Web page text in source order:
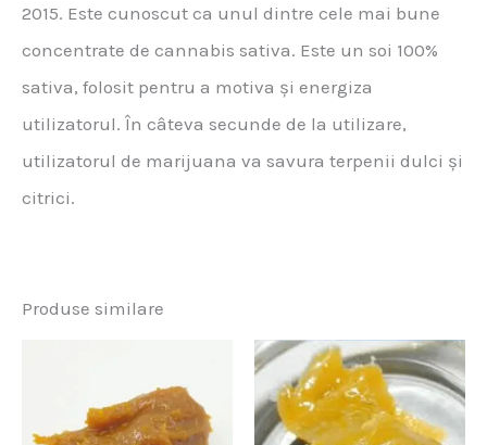
2015. Este cunoscut ca unul dintre cele mai bune
concentrate de cannabis sativa. Este un soi 100%
sativa, folosit pentru a motiva și energiza
utilizatorul. În câteva secunde de la utilizare,
utilizatorul de marijuana va savura terpenii dulci și
citrici.
Produse similare